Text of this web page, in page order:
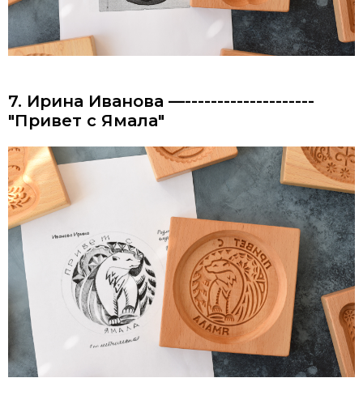
7. Ирина Иванова —--------------------
"Привет с Ямала"